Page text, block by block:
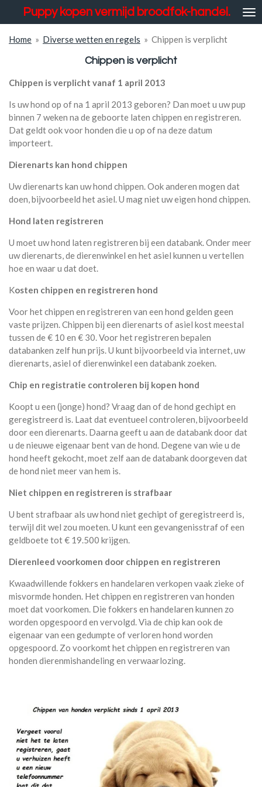
direct
naar
Puppy kopen vermijd broodfok-handel.
Home » Diverse wetten en regels » Chippen is verplicht
Chippen is verplicht
Chippen is verplicht vanaf 1 april 2013
Is uw hond op of na 1 april 2013 geboren? Dan moet u uw pup
binnen 7 weken na de geboorte laten chippen en registreren.
Dat geldt ook voor honden die u op of na deze datum
importeert.
Dierenarts kan hond chippen
Uw dierenarts kan uw hond chippen. Ook anderen mogen dat
doen, bijvoorbeeld het asiel. U mag niet uw eigen hond chippen.
Hond laten registreren
U moet uw hond laten registreren bij een databank. Onder meer
uw dierenarts, de dierenwinkel en het asiel kunnen u vertellen
hoe en waar u dat doet.
Kosten chippen en registreren hond
Voor het chippen en registreren van een hond gelden geen
vaste prijzen. Chippen bij een dierenarts of asiel kost meestal
tussen de € 10 en € 30. Voor het registreren bepalen
databanken zelf hun prijs. U kunt bijvoorbeeld via internet, uw
dierenarts, asiel of dierenwinkel een databank zoeken.
Chip en registratie controleren bij kopen hond
Koopt u een (jonge) hond? Vraag dan of de hond gechipt en
geregistreerd is. Laat dat eventueel controleren, bijvoorbeeld
door een dierenarts. Daarna geeft u aan de databank door dat
u de nieuwe eigenaar bent van de hond. Degene van wie u de
hond heeft gekocht, moet zelf aan de databank doorgeven dat
de hond niet meer van hem is.
Niet chippen en registreren is strafbaar
U bent strafbaar als uw hond niet gechipt of geregistreerd is,
terwijl dit wel zou moeten. U kunt een gevangenisstraf of een
geldboete tot € 19.500 krijgen.
Dierenleed voorkomen door chippen en registreren
Kwaadwillende fokkers en handelaren verkopen vaak zieke of
misvormde honden. Het chippen en registreren van honden
moet dat voorkomen. Die fokkers en handelaren kunnen zo
worden opgespoord en vervolgd. Via de chip kan ook de
eigenaar van een gedumpte of verloren hond worden
opgespoord. Zo voorkomt het chippen en registreren van
honden dierenmishandeling en verwaarlozing.